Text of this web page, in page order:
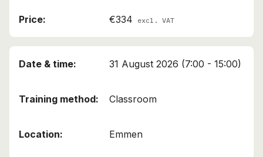
€334 excl. VAT
31 August 2026 (7:00 - 15:00)
Classroom
Emmen